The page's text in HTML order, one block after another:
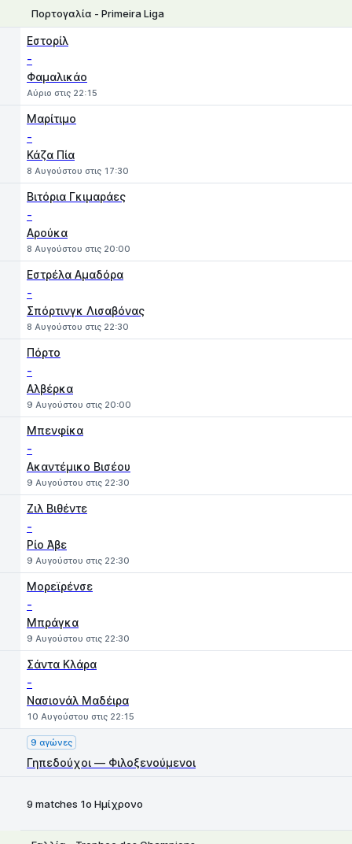
Πορτογαλία - Primeira Liga
Εστορίλ
-
Φαμαλικάο
Αύριο στις 22:15
Μαρίτιμο
-
Κάζα Πία
8 Αυγούστου στις 17:30
Βιτόρια Γκιμαράες
-
Αρούκα
8 Αυγούστου στις 20:00
Εστρέλα Αμαδόρα
-
Σπόρτινγκ Λισαβόνας
8 Αυγούστου στις 22:30
Πόρτο
-
Αλβέρκα
9 Αυγούστου στις 20:00
Μπενφίκα
-
Ακαντέμικο Βισέου
9 Αυγούστου στις 22:30
Ζιλ Βιθέντε
-
Ρίο Άβε
9 Αυγούστου στις 22:30
Μορεϊρένσε
-
Μπράγκα
9 Αυγούστου στις 22:30
Σάντα Κλάρα
-
Νασιονάλ Μαδέιρα
10 Αυγούστου στις 22:15
9 αγώνες
Γηπεδούχοι — Φιλοξενούμενοι
9 matches 1ο Ημίχρονο